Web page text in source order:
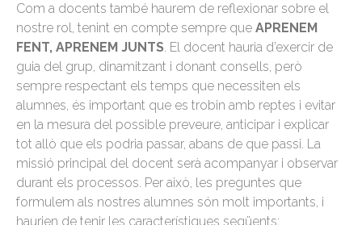
Com a docents també haurem de reflexionar sobre el
nostre rol, tenint en compte sempre que APRENEM
FENT, APRENEM JUNTS. El docent hauria d’exercir de
guia del grup, dinamitzant i donant consells, però
sempre respectant els temps que necessiten els
alumnes, és important que es trobin amb reptes i evitar
en la mesura del possible preveure, anticipar i explicar
tot allò que els podria passar, abans de que passi. La
missió principal del docent serà acompanyar i observar
durant els processos. Per això, les preguntes que
formulem als nostres alumnes són molt importants, i
haurien de tenir les característiques següents: